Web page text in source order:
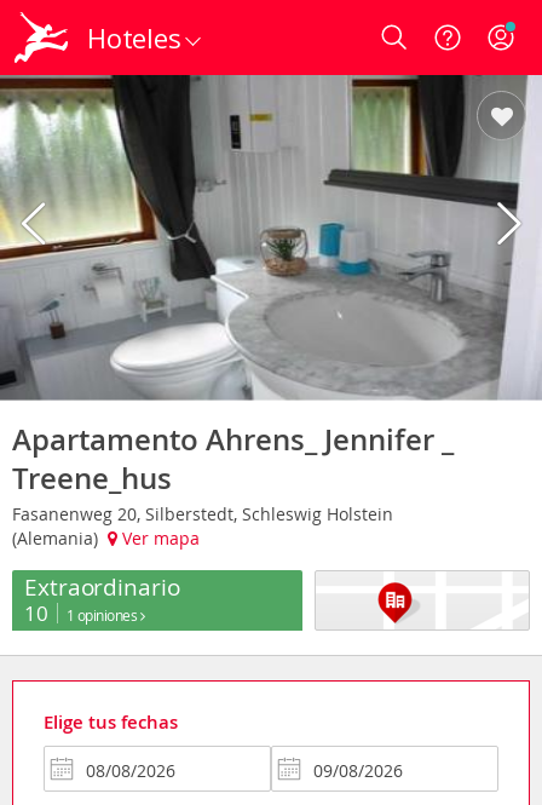
Hoteles Login
Apartamento Ahrens_ Jennifer _
Treene_hus
Fasanenweg 20, Silberstedt, Schleswig Holstein
(Alemania)
Ver mapa
Extraordinario
10 1 opiniones
Elige tus fechas